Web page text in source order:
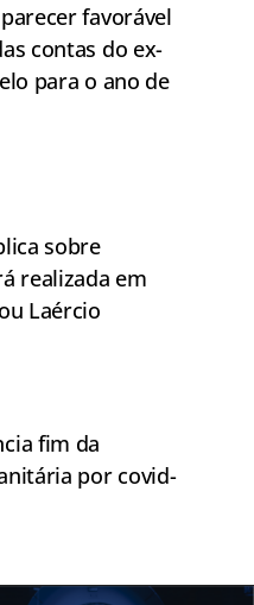
favorável
contas do ex-
para o ano de
sobre
realizada em
Laércio
fim da
por covid-